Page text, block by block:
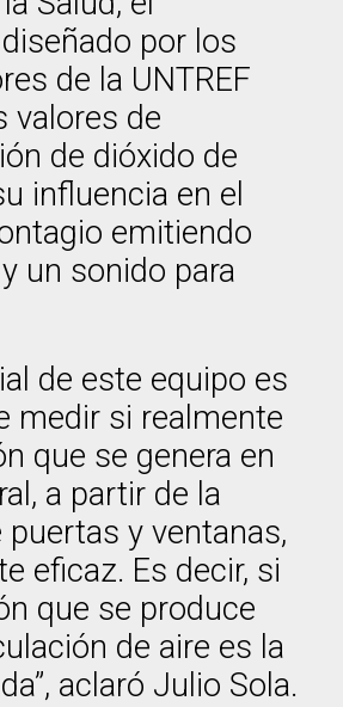
por los
de la UNTREF
valores de
de dióxido de
influencia en el
emitiendo
un sonido para
de este equipo es
medir si realmente
que se genera en
a partir de la
puertas y ventanas,
eficaz. Es decir, si
que se produce
de aire es la
aclaró Julio Sola.